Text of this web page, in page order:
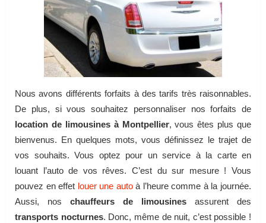
Nous avons différents forfaits à des tarifs très raisonnables.
De plus, si vous souhaitez personnaliser nos forfaits de
location de limousines à Montpellier, vous êtes plus que
bienvenus. En quelques mots, vous définissez le trajet de
vos souhaits. Vous optez pour un service à la carte en
louant l’auto de vos rêves. C’est du sur mesure ! Vous
pouvez en effet louer une autoà l’heure comme à la journée.
Aussi, nos chauffeurs de limousines assurent des
transports nocturnes. Donc, même de nuit, c’est possible !